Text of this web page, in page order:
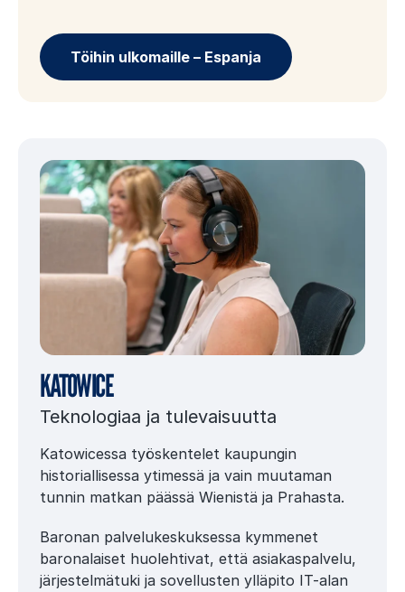
Töihin ulkomaille – Espanja
KATOWICE
Teknologiaa ja tulevaisuutta
Katowicessa työskentelet kaupungin
historiallisessa ytimessä ja vain muutaman
tunnin matkan päässä Wienistä ja Prahasta.
Baronan palvelukeskuksessa kymmenet
baronalaiset huolehtivat, että asiakaspalvelu,
järjestelmätuki ja sovellusten ylläpito IT-alan